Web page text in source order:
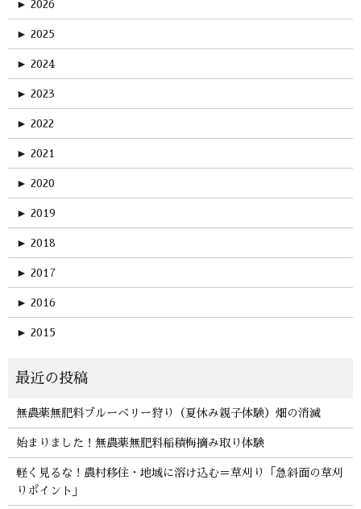
► 2026
► 2025
► 2024
► 2023
► 2022
► 2021
► 2020
► 2019
► 2018
► 2017
► 2016
► 2015
無農薬無肥料ブルーベリー狩り（夏休み親子体験）畑の消滅
始まりました！無農薬無肥料稲積梅摘み取り体験
軽く見るな！農村移住・地域に溶け込む＝草刈り「急斜面の草刈
りポイント」